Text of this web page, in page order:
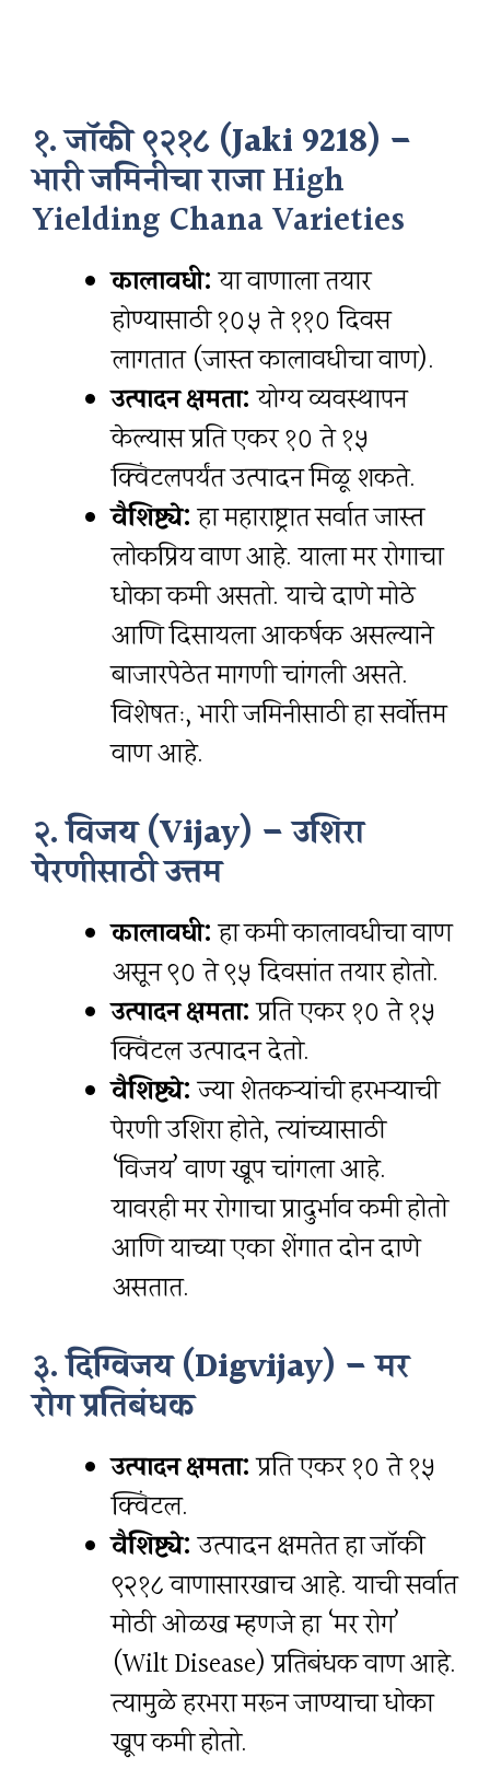
१. जॉकी ९२१८ (Jaki 9218) –
भारी जमिनीचा राजाHigh
Yielding Chana Varieties
कालावधी:या वाणाला तयार
होण्यासाठी १०५ ते ११० दिवस
लागतात (जास्त कालावधीचा वाण).
उत्पादन क्षमता:योग्य व्यवस्थापन
केल्यास प्रति एकर १० ते १५
क्विंटलपर्यंत उत्पादन मिळू शकते.
वैशिष्ट्ये:हा महाराष्ट्रात सर्वात जास्त
लोकप्रिय वाण आहे. याला मर रोगाचा
धोका कमी असतो. याचे दाणे मोठे
आणि दिसायला आकर्षक असल्याने
बाजारपेठेत मागणी चांगली असते.
विशेषतः, भारी जमिनीसाठी हा सर्वोत्तम
वाण आहे.
२. विजय (Vijay) – उशिरा
पेरणीसाठी उत्तम
कालावधी:हा कमी कालावधीचा वाण
असून ९० ते ९५ दिवसांत तयार होतो.
उत्पादन क्षमता:प्रति एकर १० ते १५
क्विंटल उत्पादन देतो.
वैशिष्ट्ये:ज्या शेतकऱ्यांची हरभऱ्याची
पेरणी उशिरा होते, त्यांच्यासाठी
‘विजय’ वाण खूप चांगला आहे.
यावरही मर रोगाचा प्रादुर्भाव कमी होतो
आणि याच्या एका शेंगात दोन दाणे
असतात.
३. दिग्विजय (Digvijay) – मर
रोग प्रतिबंधक
उत्पादन क्षमता:प्रति एकर १० ते १५
क्विंटल.
वैशिष्ट्ये:उत्पादन क्षमतेत हा जॉकी
९२१८ वाणासारखाच आहे. याची सर्वात
मोठी ओळख म्हणजे हा ‘मर रोग’
(Wilt Disease) प्रतिबंधक वाण आहे.
त्यामुळे हरभरा मरून जाण्याचा धोका
खूप कमी होतो.